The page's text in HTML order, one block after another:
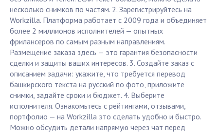
несколько снимков по частям. 2. Зарегистрируйтесь на
Workzilla. Платформа работает с 2009 года и объединяет
более 2 миллионов исполнителей — опытных
фрилансеров по самым разным направлениям.
Размещение заказа здесь — это гарантия безопасности
сделки и защиты ваших интересов. 3. Создайте заказ с
описанием задачи: укажите, что требуется перевод
башкирского текста на русский по фото, приложите
снимки, задайте сроки и бюджет. 4. Выберите
исполнителя. Ознакомьтесь с рейтингами, отзывами,
портфолио — на Workzilla это сделать удобно и быстро.
Можно обсудить детали напрямую через чат перед